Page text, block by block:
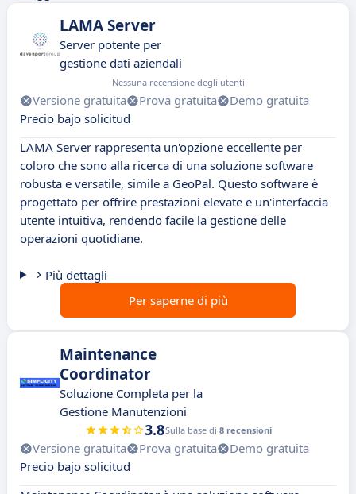
LAMA Server
Server potente per
gestione dati aziendali
Nessuna recensione degli utenti
Versione gratuita Prova gratuita
Demo gratuita
Precio bajo solicitud
LAMA Server rappresenta un'opzione eccellente per
coloro che sono alla ricerca di una soluzione software
robusta e versatile, simile a GeoPal. Questo software è
progettato per offrire prestazioni elevate e un'interfaccia
utente intuitiva, rendendo facile la gestione delle
operazioni quotidiane.
Più dettagli
Per saperne di più
Maintenance
Coordinator
Soluzione Completa per la
Gestione Manutenzioni
3.8Sulla base di 8 recensioni
Versione gratuita Prova gratuita
Demo gratuita
Precio bajo solicitud